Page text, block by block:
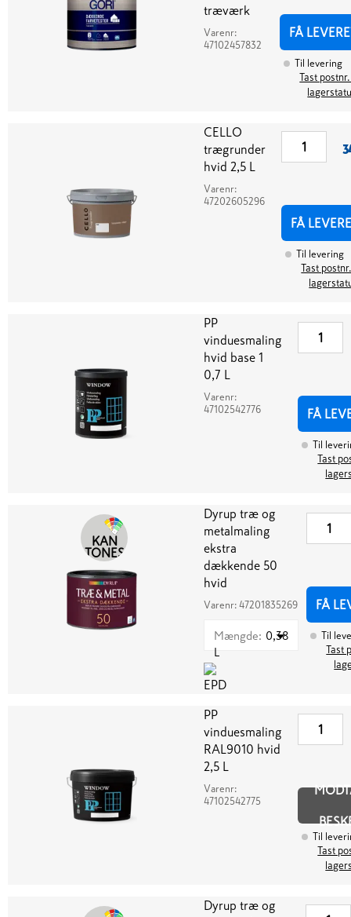
træværk
Varenr:
47102457832
FÅ
Til levering
Tast
CELLO
trægrunder
hvid 2,5 L
Varenr:
47202605296
FÅ
Til levering
Tast
PP
vinduesmaling
hvid base 1
0,7 L
Varenr:
47102542776
FÅ
Til
Tast
KAN
TONES
Dyrup træ og
metalmaling
ekstra
dækkende 50
hvid
Varenr: 47201835269
Mængde: 0,38
FÅ
Til
Tast
PP
vinduesmaling
RAL9010 hvid
2,5 L
Varenr:
47102542775
Til
Tast
Dyrup træ og